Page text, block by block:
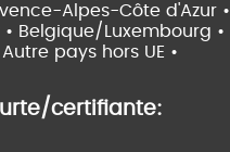
Alpes-Côte d'Azur •
Belgique/Luxembourg •
Autre pays hors UE •
certifiante: